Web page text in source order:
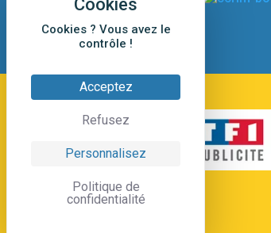
Cookies ? Vous avez le
contrôle !
Acceptez
Refusez
Personnalisez
Politique de
confidentialité